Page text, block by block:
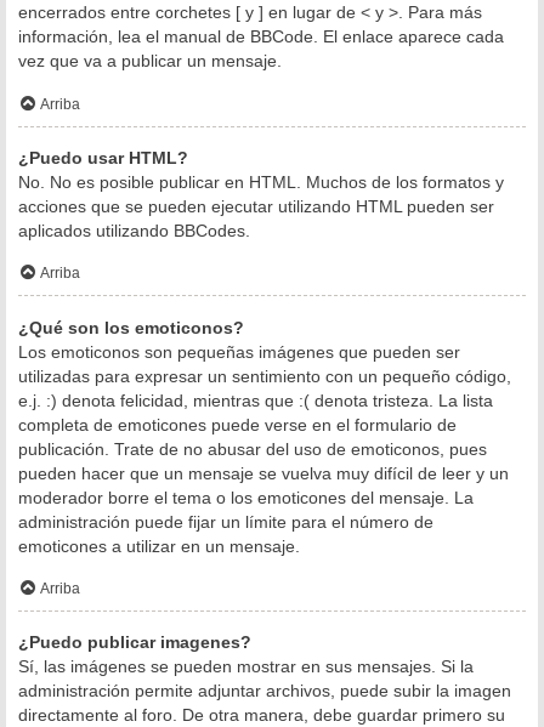
encerrados entre corchetes [ y ] en lugar de < y >. Para más
información, lea el manual de BBCode. El enlace aparece cada
vez que va a publicar un mensaje.
Arriba
¿Puedo usar HTML?
No. No es posible publicar en HTML. Muchos de los formatos y
acciones que se pueden ejecutar utilizando HTML pueden ser
aplicados utilizando BBCodes.
Arriba
¿Qué son los emoticonos?
Los emoticonos son pequeñas imágenes que pueden ser
utilizadas para expresar un sentimiento con un pequeño código,
e.j. :) denota felicidad, mientras que :( denota tristeza. La lista
completa de emoticones puede verse en el formulario de
publicación. Trate de no abusar del uso de emoticonos, pues
pueden hacer que un mensaje se vuelva muy difícil de leer y un
moderador borre el tema o los emoticones del mensaje. La
administración puede fijar un límite para el número de
emoticones a utilizar en un mensaje.
Arriba
¿Puedo publicar imagenes?
Sí, las imágenes se pueden mostrar en sus mensajes. Si la
administración permite adjuntar archivos, puede subir la imagen
directamente al foro. De otra manera, debe guardar primero su